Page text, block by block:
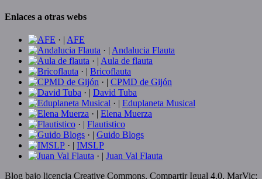
Enlaces a otras webs
· | AFE
· | Andalucia Flauta
· | Aula de flauta
· | Bricoflauta
· | CPMD de Gijón
· | David Tuba
· | Eduplaneta Musical
· | Elena Muerza
· | Flautistico
· | Guido Blogs
· | IMSLP
· | Juan Val Flauta
Blog bajo licencia Creative Commons, Compartir Igual 4.0, MarVic;